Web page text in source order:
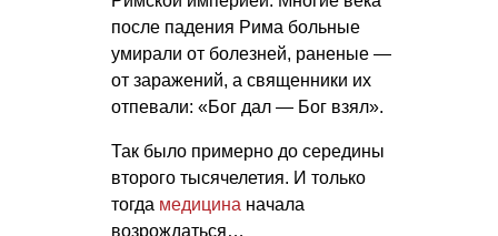
после падения Рима больные
умирали от болезней, раненые —
от заражений, а священники их
отпевали: «Бог дал — Бог взял».
Так было примерно до середины
второго тысячелетия. И только
тогда медицина начала
возрождаться…